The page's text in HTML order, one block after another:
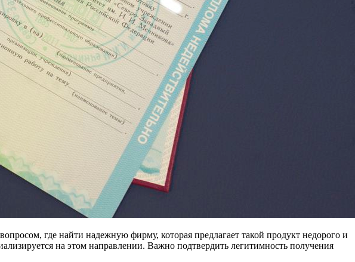
где найти надежную фирму, которая предлагает такой продукт недорого и
на этом направлении. Важно подтвердить легитимность получения